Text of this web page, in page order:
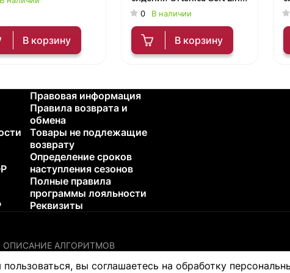
В корзину
арт. SL102
0 В наличии
В корзину
Правовая информация
Правила возврата и
обмена
Товары не подлежащие
возврату
Определение сроков
наступления сезонов
Полные правила
программы лояльности
Реквизиты
ОПИСАНИЕ АЛГОРИТМОВ
диагностики или лечения каких-либо проблем со здоровьем.
вы соглашаетесь на обработку